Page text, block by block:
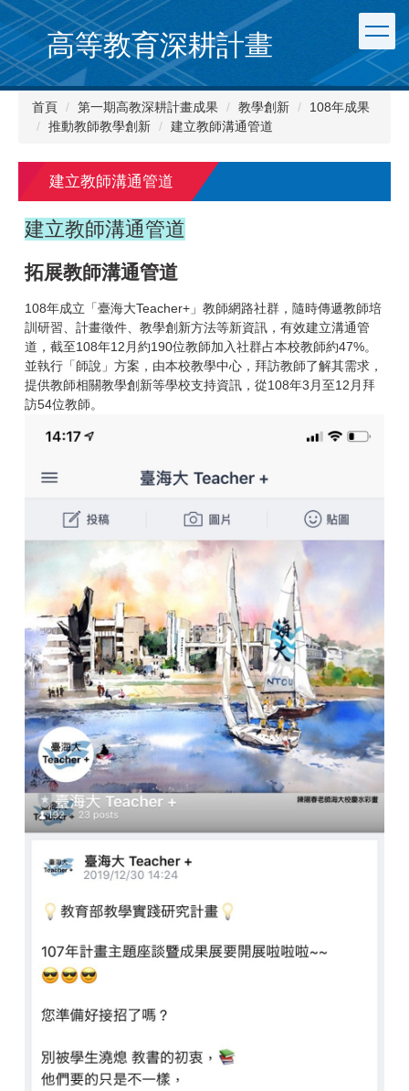
跳
到
主
要
內
高等教育深耕計畫
首頁 第一期高教深耕計畫成果 教學創新
108年成果
推動教師教學創新
建立教師溝通管道
建立教師溝通管道
建立教師溝通管道
拓展教師溝通管道
108年成立「臺海大Teacher+」教師網路社群，隨時傳遞教師培
訓研習、計畫徵件、教學創新方法等新資訊，有效建立溝通管
道，截至108年12月約190位教師加入社群占本校教師約47%。
並執行「師說」方案，由本校教學中心，拜訪教師了解其需求，
提供教師相關教學創新等學校支持資訊，從108年3月至12月拜
訪54位教師。